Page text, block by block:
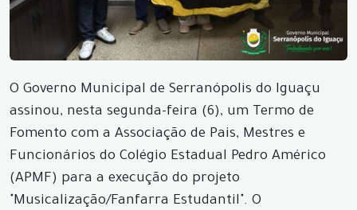
O Governo Municipal de Serranópolis do Iguaçu
assinou, nesta segunda-feira (6), um Termo de
Fomento com a Associação de Pais, Mestres e
Funcionários do Colégio Estadual Pedro Américo
(APMF) para a execução do projeto
"Musicalização/Fanfarra Estudantil". O